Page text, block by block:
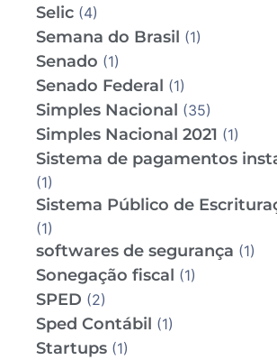
Selic (4)
Semana do Brasil (1)
Senado (1)
Senado Federal (1)
Simples Nacional (35)
Simples Nacional 2021 (1)
Sistema de pagamentos
(1)
Sistema Público de
(1)
softwares de segurança (1)
Sonegação fiscal (1)
SPED (2)
Sped Contábil (1)
Startups (1)